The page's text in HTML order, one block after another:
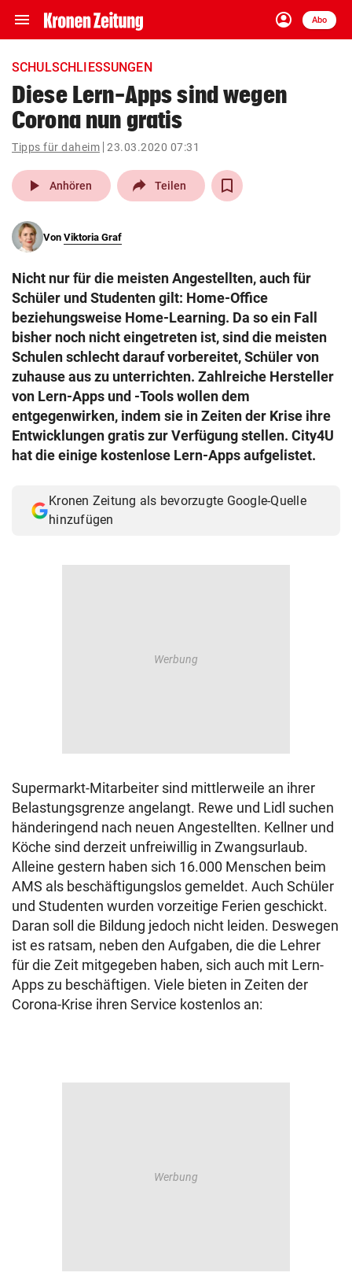
menu Navigation
ein-/ausklappen
account_circle
Anmelden
Abo
close Schließen
account_circle Anmelden
pin_drop
Wien arrow_right
search
eingeben
Muthgasse 2, 1190 Wien
SCHULSCHLIESSUNGEN
Diese Lern-Apps sind wegen
Corona nun gratis
Tipps für daheim 23.03.2020 07:31
play_arrow Anhören Teilen
Von Viktoria Graf
Nicht nur für die meisten Angestellten, auch für
Schüler und Studenten gilt: Home-Office
beziehungsweise Home-Learning. Da so ein Fall
bisher noch nicht eingetreten ist, sind die meisten
Schulen schlecht darauf vorbereitet, Schüler von
zuhause aus zu unterrichten. Zahlreiche Hersteller
von Lern-Apps und -Tools wollen dem
entgegenwirken, indem sie in Zeiten der Krise ihre
Entwicklungen gratis zur Verfügung stellen. City4U
hat die einige kostenlose Lern-Apps aufgelistet.
Kronen Zeitung als bevorzugte Google-Quelle
hinzufügen
Supermarkt-Mitarbeiter sind mittlerweile an ihrer
Belastungsgrenze angelangt. Rewe und Lidl suchen
händeringend nach neuen Angestellten. Kellner und
Köche sind derzeit unfreiwillig in Zwangsurlaub.
Alleine gestern haben sich 16.000 Menschen beim
AMS als beschäftigungslos gemeldet. Auch Schüler
und Studenten wurden vorzeitige Ferien geschickt.
Daran soll die Bildung jedoch nicht leiden. Deswegen
ist es ratsam, neben den Aufgaben, die die Lehrer
für die Zeit mitgegeben haben, sich auch mit Lern-
Apps zu beschäftigen. Viele bieten in Zeiten der
Corona-Krise ihren Service kostenlos an: